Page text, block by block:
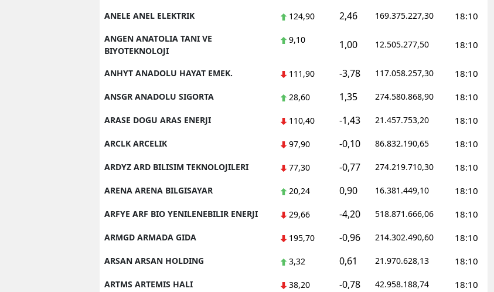
ANELE ANEL ELEKTRIK 124,90 2,46 169.375.227,30 18:10
ANGEN ANATOLIA TANI VE
BIYOTEKNOLOJI
9,10 1,00 12.505.277,50 18:10
ANHYT ANADOLU HAYAT EMEK. 111,90 -3,78 117.058.257,30 18:10
ANSGR ANADOLU SIGORTA 28,60 1,35 274.580.868,90 18:10
ARASE DOGU ARAS ENERJI 110,40 -1,43 21.457.753,20 18:10
ARCLK ARCELIK 97,90 -0,10 86.832.190,65 18:10
ARDYZ ARD BILISIM TEKNOLOJILERI 77,30 -0,77 274.219.710,30 18:10
ARENA ARENA BILGISAYAR 20,24 0,90 16.381.449,10 18:10
ARFYE ARF BIO YENILENEBILIR ENERJI 29,66 -4,20 518.871.666,06 18:10
ARMGD ARMADA GIDA 195,70 -0,96 214.302.490,60 18:10
ARSAN ARSAN HOLDING 3,32 0,61 21.970.628,13 18:10
ARTMS ARTEMIS HALI 38,20 -0,78 42.958.188,74 18:10